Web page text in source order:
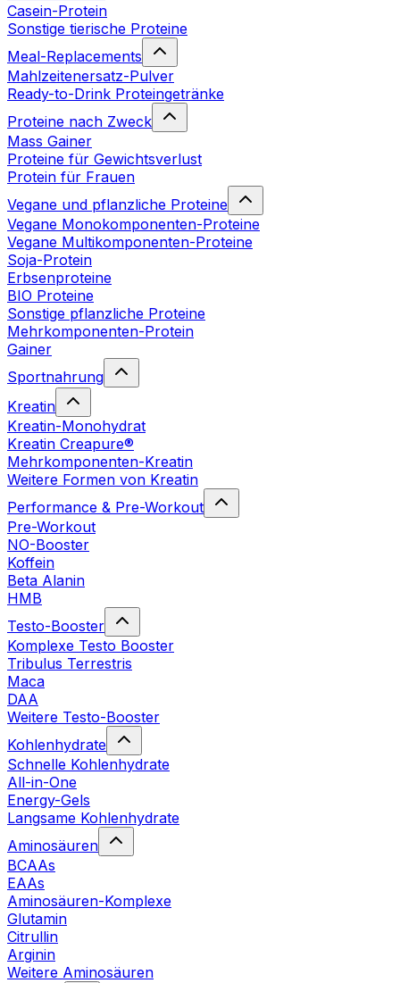
Casein-Protein
Sonstige tierische Proteine
Meal-Replacements
Mahlzeitenersatz-Pulver
Ready-to-Drink Proteingetränke
Proteine nach Zweck
Mass Gainer
Proteine für Gewichtsverlust
Protein für Frauen
Vegane und pflanzliche Proteine
Vegane Monokomponenten-Proteine
Vegane Multikomponenten-Proteine
Soja-Protein
Erbsenproteine
BIO Proteine
Sonstige pflanzliche Proteine
Mehrkomponenten-Protein
Gainer
Sportnahrung
Kreatin
Kreatin-Monohydrat
Kreatin Creapure®
Mehrkomponenten-Kreatin
Weitere Formen von Kreatin
Performance & Pre-Workout
Pre-Workout
NO-Booster
Koffein
Beta Alanin
HMB
Testo-Booster
Komplexe Testo Booster
Tribulus Terrestris
Maca
DAA
Weitere Testo-Booster
Kohlenhydrate
Schnelle Kohlenhydrate
All-in-One
Energy-Gels
Langsame Kohlenhydrate
Aminosäuren
BCAAs
EAAs
Aminosäuren-Komplexe
Glutamin
Citrullin
Arginin
Weitere Aminosäuren